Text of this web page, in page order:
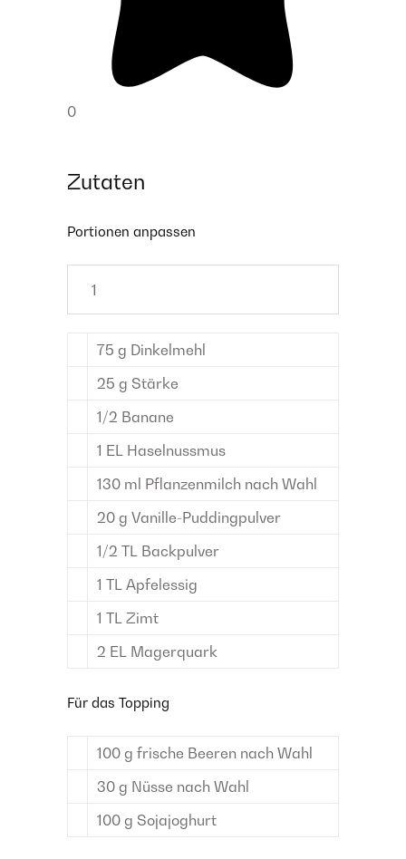
0
Zutaten
Portionen anpassen
75 g Dinkelmehl
25 g Stärke
1/2 Banane
1 EL Haselnussmus
130 ml Pflanzenmilch nach Wahl
20 g Vanille-Puddingpulver
1/2 TL Backpulver
1 TL Apfelessig
1 TL Zimt
2 EL Magerquark
Für das Topping
100 g frische Beeren nach Wahl
30 g Nüsse nach Wahl
100 g Sojajoghurt